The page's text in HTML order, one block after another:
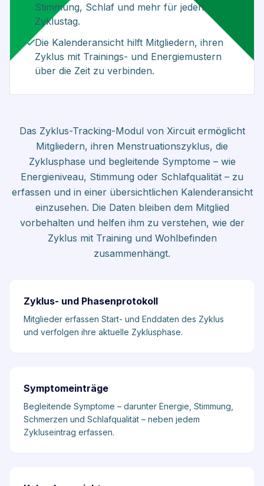
Stimmung, Schlaf und mehr für jeden
Zyklustag.
Die Kalenderansicht hilft Mitgliedern, ihren
Zyklus mit Trainings- und Energiemustern
über die Zeit zu verbinden.
Das Zyklus-Tracking-Modul von Xircuit ermöglicht
Mitgliedern, ihren Menstruationszyklus, die
Zyklusphase und begleitende Symptome – wie
Energieniveau, Stimmung oder Schlafqualität – zu
erfassen und in einer übersichtlichen Kalenderansicht
einzusehen. Die Daten bleiben dem Mitglied
vorbehalten und helfen ihm zu verstehen, wie der
Zyklus mit Training und Wohlbefinden
zusammenhängt.
Zyklus- und Phasenprotokoll
Mitglieder erfassen Start- und Enddaten des Zyklus
und verfolgen ihre aktuelle Zyklusphase.
Symptomeinträge
Begleitende Symptome – darunter Energie, Stimmung,
Schmerzen und Schlafqualität – neben jedem
Zykluseintrag erfassen.